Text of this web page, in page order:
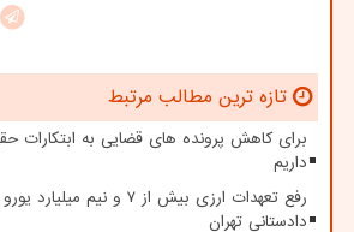
تازه ترین مطالب مرتبط
برای کاهش پرونده های قضایی به ابتکارات
داریم
رفع تعهدات ارزی بیش از ۷ و
دادستانی تهران